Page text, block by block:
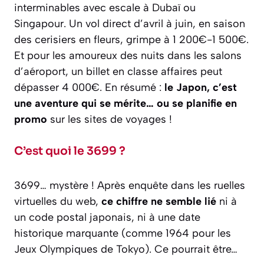
interminables avec escale à Dubaï ou
Singapour. Un vol direct d’avril à juin, en saison
des cerisiers en fleurs, grimpe à 1 200€-1 500€.
Et pour les amoureux des nuits dans les salons
d’aéroport, un billet en classe affaires peut
dépasser 4 000€. En résumé : le Japon, c’est
une aventure qui se mérite… ou se planifie en
promo sur les sites de voyages !
C’est quoi le 3699 ?
3699… mystère ! Après enquête dans les ruelles
virtuelles du web, ce chiffre ne semble lié ni à
un code postal japonais, ni à une date
historique marquante (comme 1964 pour les
Jeux Olympiques de Tokyo). Ce pourrait être…